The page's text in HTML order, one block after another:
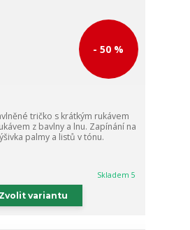
- 50 %
tričko s krátkým rukávem
z bavlny a lnu. Zapínání na
palmy a listů v tónu.
Skladem 5
Zvolit variantu